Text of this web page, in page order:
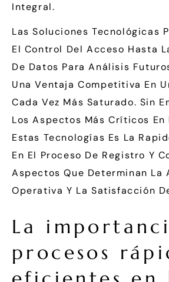
Integral.
Las Soluciones Tecnológicas
El Control Del Acceso Hasta
De Datos Para Análisis
Una Ventaja Competitiva En
Cada Vez Más Saturado. Sin
Los Aspectos Más Críticos En
Estas Tecnologías Es La
En El Proceso De Registro Y
Aspectos Que Determinan La
Operativa Y La Satisfacción
La
procesos